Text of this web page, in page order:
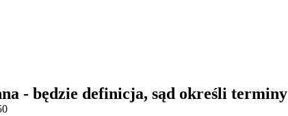
- będzie definicja, sąd określi terminy